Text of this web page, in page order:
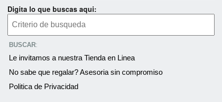
Digita lo que buscas aqui:
BUSCAR:
Le invitamos a nuestra Tienda en Linea
No sabe que regalar? Asesoria sin compromiso
Politica de Privacidad